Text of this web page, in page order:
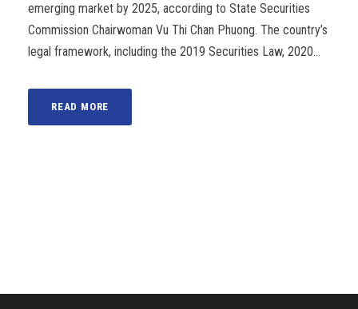
emerging market by 2025, according to State Securities
Commission Chairwoman Vu Thi Chan Phuong. The country’s
legal framework, including the 2019 Securities Law, 2020...
READ MORE